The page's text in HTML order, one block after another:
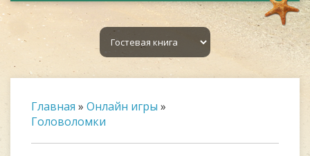
Главная » Онлайн игры »
Головоломки